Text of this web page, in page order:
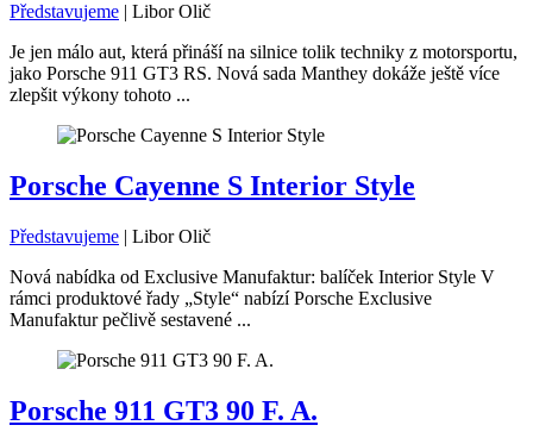
Představujeme | Libor Olič
Je jen málo aut, která přináší na silnice tolik techniky z motorsportu,
jako Porsche 911 GT3 RS. Nová sada Manthey dokáže ještě více
zlepšit výkony tohoto ...
Porsche Cayenne S Interior Style
Představujeme | Libor Olič
Nová nabídka od Exclusive Manufaktur: balíček Interior Style V
rámci produktové řady „Style“ nabízí Porsche Exclusive
Manufaktur pečlivě sestavené ...
Porsche 911 GT3 90 F. A.